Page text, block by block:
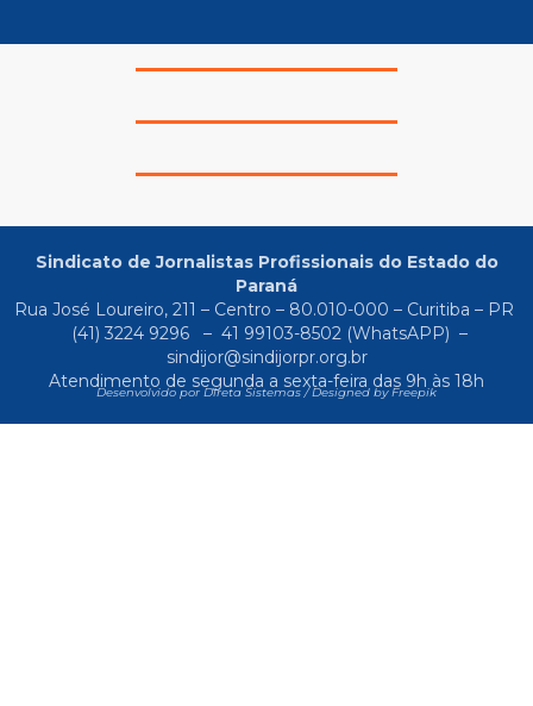
Sindicato de Jornalistas Profissionais do Estado do
Paraná
Rua José Loureiro, 211 – Centro – 80.010-000 – Curitiba – PR
(41) 3224 9296
– 41 99103-8502(WhatsAPP) –
sindijor@sindijorpr.org.br
Atendimento de segunda a sexta-feira das 9h às 18h
Desenvolvido por Direta Sistemas /Designed by Freepik